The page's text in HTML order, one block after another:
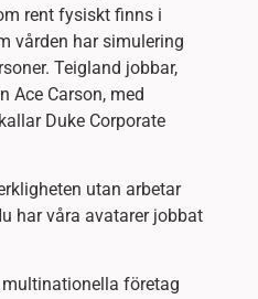
rent fysiskt finns i
vården har simulering
Teigland jobbar,
Ace Carson, med
Duke Corporate
utan arbetar
har våra avatarer jobbat
multinationella företag